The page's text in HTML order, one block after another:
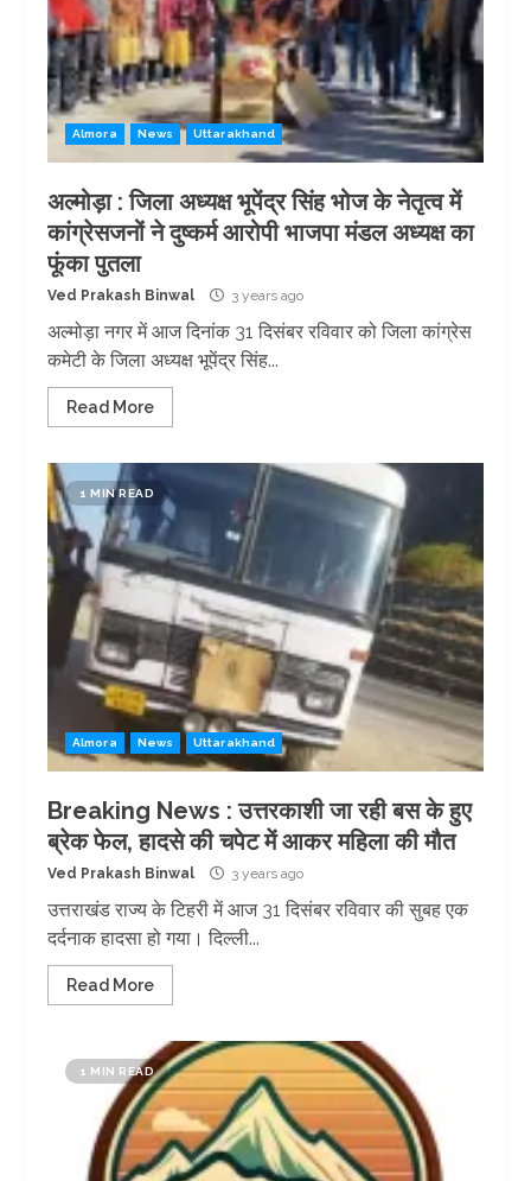
Almora News Uttarakhand
अल्मोड़ा : जिला अध्यक्ष भूपेंद्र सिंह भोज के नेतृत्व में
कांग्रेसजनों ने दुष्कर्म आरोपी भाजपा मंडल अध्यक्ष का
फूंका पुतला
Ved Prakash Binwal 3 years ago
अल्मोड़ा नगर में आज दिनांक 31 दिसंबर रविवार को जिला कांग्रेस
कमेटी के जिला अध्यक्ष भूपेंद्र सिंह...
Read More
1 MIN READ
Almora News Uttarakhand
Breaking News : उत्तरकाशी जा रही बस के हुए
ब्रेक फेल, हादसे की चपेट में आकर महिला की मौत
Ved Prakash Binwal 3 years ago
उत्तराखंड राज्य के टिहरी में आज 31 दिसंबर रविवार की सुबह एक
दर्दनाक हादसा हो गया। दिल्ली...
Read More
1 MIN READ